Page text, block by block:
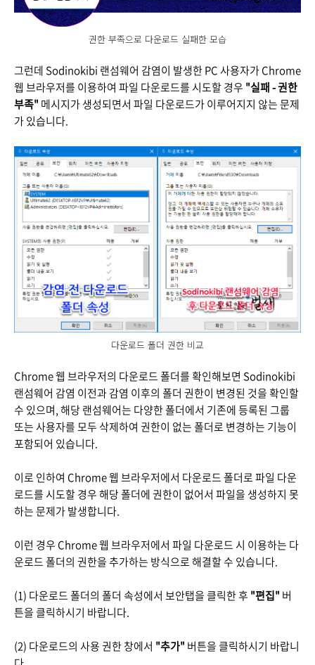
권한 부족으로 다운로드 실패한 모습
그런데 Sodinokibi 랜섬웨어 감염이 발생한 PC 사용자가 Chrome
웹 브라우저를 이용하여 파일 다운로드를 시도할 경우 "실패 - 권한
부족" 메시지가 생성되면서 파일 다운로드가 이루어지지 않는 문제
가 있습니다.
다운로드 폴더 권한 비교
Chrome 웹 브라우저의 다운로드 폴더를 확인해보면 Sodinokibi
랜섬웨어 감염 이전과 감염 이후의 폴더 권한이 변경된 것을 확인할
수 있으며, 해당 랜섬웨어는 다양한 폴더에서 기존에 등록된 그룹
또는 사용자를 모두 삭제하여 권한이 없는 폴더로 변경하는 기능이
포함되어 있습니다.
이로 인하여 Chrome 웹 브라우저에서 다운로드 폴더로 파일 다운
로드를 시도할 경우 해당 폴더에 권한이 없어서 파일을 생성하지 못
하는 문제가 발생합니다.
이런 경우 Chrome 웹 브라우저에서 파일 다운로드 시 이용하는 다
운로드 폴더의 권한을 추가하는 방식으로 해결할 수 있습니다.
(1) 다운로드 폴더의 폴더 속성에서 보안탭을 클릭한 후 "편집" 버
튼을 클릭하시기 바랍니다.
(2) 다운로드의 사용 권한 창에서 "추가" 버튼을 클릭하시기 바랍니